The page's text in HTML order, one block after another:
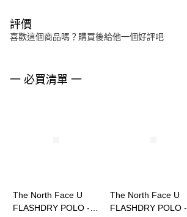
評價
喜歡這個商品嗎？購買後給他一個好評吧
一 必買清單 一
The North Face U
FLASHDRY POLO -
The North Face U
FLASHDRY POLO -